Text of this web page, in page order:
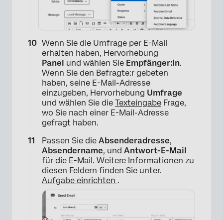
×
Wenn Sie die Umfrage per E-Mail
erhalten haben, Hervorhebung
Panel und wählen Sie Empfänger:in.
Wenn Sie den Befragte:r gebeten
haben, seine E-Mail-Adresse
einzugeben, Hervorhebung Umfrage
und wählen Sie die Texteingabe Frage,
wo Sie nach einer E-Mail-Adresse
gefragt haben.
Passen Sie die Absenderadresse,
Absendername, und Antwort-E-Mail
für die E-Mail. Weitere Informationen zu
diesen Feldern finden Sie unter.
Aufgabe einrichten .